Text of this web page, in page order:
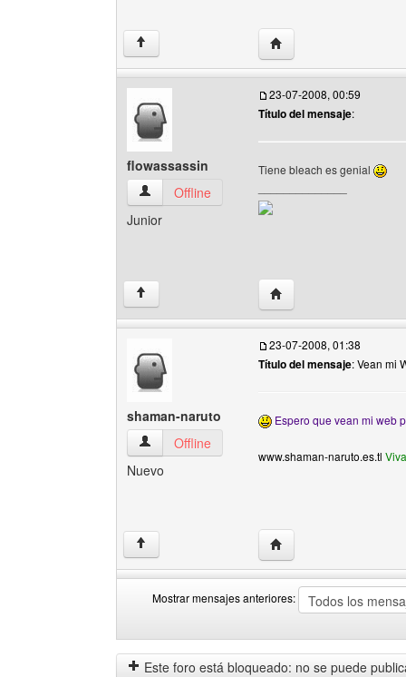
↑ Visitar sitio web del
flowassassin
flowassassin Ver perfil del usuario
Offline
Junior
23-07-2008, 00:59
Título del mensaje:
Tiene bleach es genial
↑ Visitar sitio web del
shaman-naruto
shaman-naruto Ver perfil del usuario
Offline
Nuevo
23-07-2008, 01:38
Título del mensaje: Vean mi
Espero que vean mi web
www.shaman-naruto.es.tl
↑ Visitar sitio web del
Mostrar mensajes anteriores:
mensajes
anteriores
by
Este foro está bloqueado: no se puede